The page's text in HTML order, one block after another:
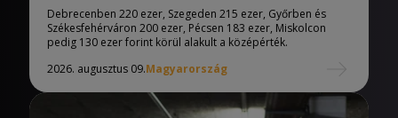
Debrecenben 220 ezer, Szegeden 215 ezer, Győrben és
Székesfehérváron 200 ezer, Pécsen 183 ezer, Miskolcon
pedig 130 ezer forint körül alakult a középérték.
2026. augusztus 09.Magyarország